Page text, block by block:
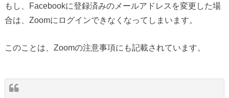
もし、Facebookに登録済みのメールアドレスを変更した場
合は、Zoomにログインできなくなってしまいます。
このことは、Zoomの注意事項にも記載されています。